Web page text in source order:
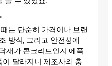
는 단순히 가격이나 브랜
방식, 그리고 안전성에
재가 콘크리트인지 에폭
달라지니 제조사와 충